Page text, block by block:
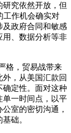
究依然开放，但
工作机会确实对
及政府合同和敏感
用、数据分析等非
格，贸易战带来
，从美国汇款回
确定性。面对这种
单一时间点，以平
室的密切沟通，
础。